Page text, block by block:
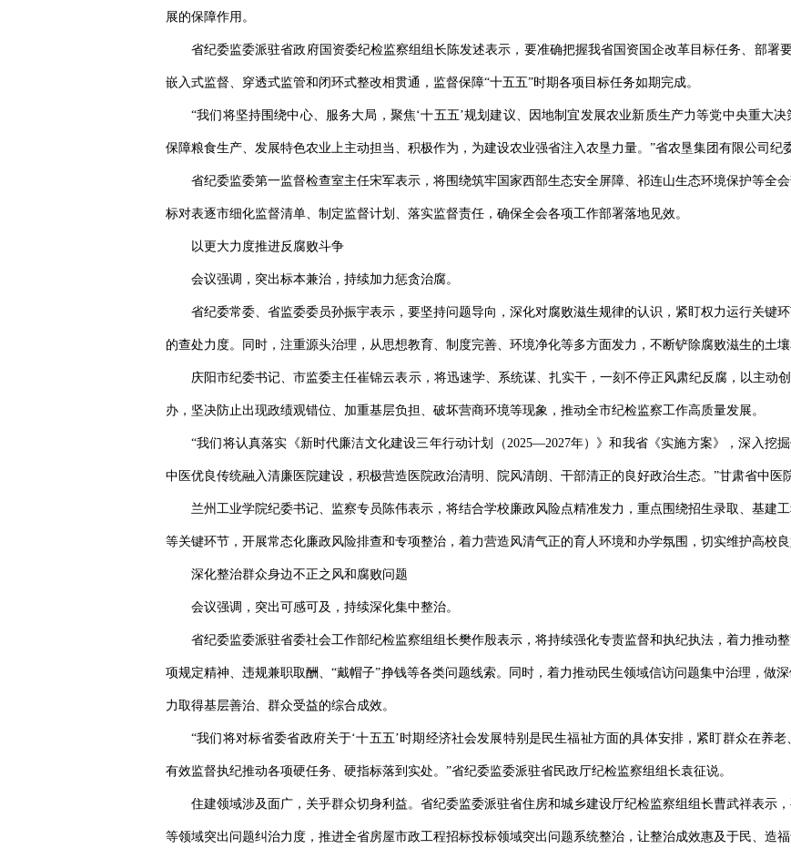
展的保障作用。
省纪委监委派驻省政府国资委纪检监察组组长陈发述表示，要准确把握我省国资国企改革目标任务、部署
嵌入式监督、穿透式监管和闭环式整改相贯通，监督保障“十五五”时期各项目标任务如期完成。
“我们将坚持围绕中心、服务大局，聚焦‘十五五’规划建议、因地制宜发展农业新质生产力等党中央重大
保障粮食生产、发展特色农业上主动担当、积极作为，为建设农业强省注入农垦力量。”省农垦集团有限公司纪
省纪委监委第一监督检查室主任宋军表示，将围绕筑牢国家西部生态安全屏障、祁连山生态环境保护等全
标对表逐市细化监督清单、制定监督计划、落实监督责任，确保全会各项工作部署落地见效。
以更大力度推进反腐败斗争
会议强调，突出标本兼治，持续加力惩贪治腐。
省纪委常委、省监委委员孙振宇表示，要坚持问题导向，深化对腐败滋生规律的认识，紧盯权力运行关键
的查处力度。同时，注重源头治理，从思想教育、制度完善、环境净化等多方面发力，不断铲除腐败滋生的土
庆阳市纪委书记、市监委主任崔锦云表示，将迅速学、系统谋、扎实干，一刻不停正风肃纪反腐，以主动
办，坚决防止出现政绩观错位、加重基层负担、破坏营商环境等现象，推动全市纪检监察工作高质量发展。
“我们将认真落实《新时代廉洁文化建设三年行动计划（2025—2027年）》和我省《实施方案》，深入挖
中医优良传统融入清廉医院建设，积极营造医院政治清明、院风清朗、干部清正的良好政治生态。”甘肃省中医
兰州工业学院纪委书记、监察专员陈伟表示，将结合学校廉政风险点精准发力，重点围绕招生录取、基建
等关键环节，开展常态化廉政风险排查和专项整治，着力营造风清气正的育人环境和办学氛围，切实维护高校良
深化整治群众身边不正之风和腐败问题
会议强调，突出可感可及，持续深化集中整治。
省纪委监委派驻省委社会工作部纪检监察组组长樊作殷表示，将持续强化专责监督和执纪执法，着力推动
项规定精神、违规兼职取酬、“戴帽子”挣钱等各类问题线索。同时，着力推动民生领域信访问题集中治理，做
力取得基层善治、群众受益的综合成效。
“我们将对标省委省政府关于‘十五五’时期经济社会发展特别是民生福祉方面的具体安排，紧盯群众在养
有效监督执纪推动各项硬任务、硬指标落到实处。”省纪委监委派驻省民政厅纪检监察组组长袁征说。
住建领域涉及面广，关乎群众切身利益。省纪委监委派驻省住房和城乡建设厅纪检监察组组长曹武祥表示
等领域突出问题纠治力度，推进全省房屋市政工程招标投标领域突出问题系统整治，让整治成效惠及于民、造福